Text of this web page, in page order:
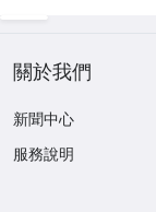
關於我們
新聞中心
服務說明